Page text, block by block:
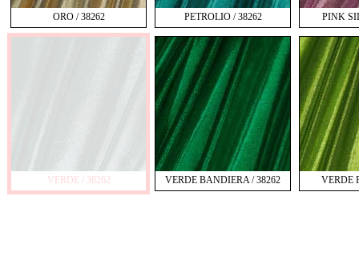
ORO / 38262 PETROLIO / 38262 PINK
VERDE / 38262 VERDE BANDIERA / 38262 VERDE